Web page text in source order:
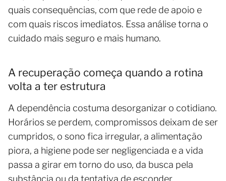
quais consequências, com que rede de apoio e
com quais riscos imediatos. Essa análise torna o
cuidado mais seguro e mais humano.
A recuperação começa quando a rotina
volta a ter estrutura
A dependência costuma desorganizar o cotidiano.
Horários se perdem, compromissos deixam de ser
cumpridos, o sono fica irregular, a alimentação
piora, a higiene pode ser negligenciada e a vida
passa a girar em torno do uso, da busca pela
substância ou da tentativa de esconder